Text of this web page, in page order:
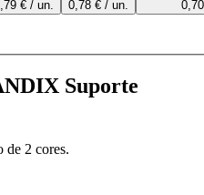
€ / un.
0,78 € / un.
Suporte
de 2 cores.